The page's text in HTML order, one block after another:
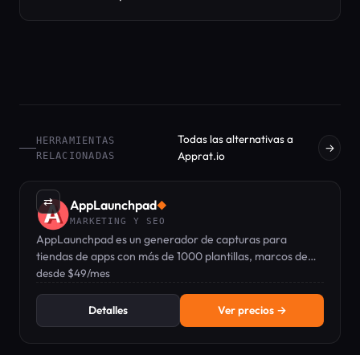
HERRAMIENTAS
RELACIONADAS
Todas las alternativas a
Apprat.io
→
⇄ AppLaunchpad◆
MARKETING Y SEO
AppLaunchpad es un generador de capturas para
tiendas de apps con más de 1000 plantillas, marcos de
dispositivos y localización para App Store y Google Play.
desde $49/mes
Detalles Ver precios →